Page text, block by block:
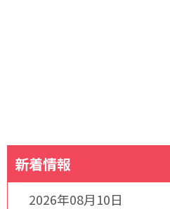
新着情報
2026年08月10日